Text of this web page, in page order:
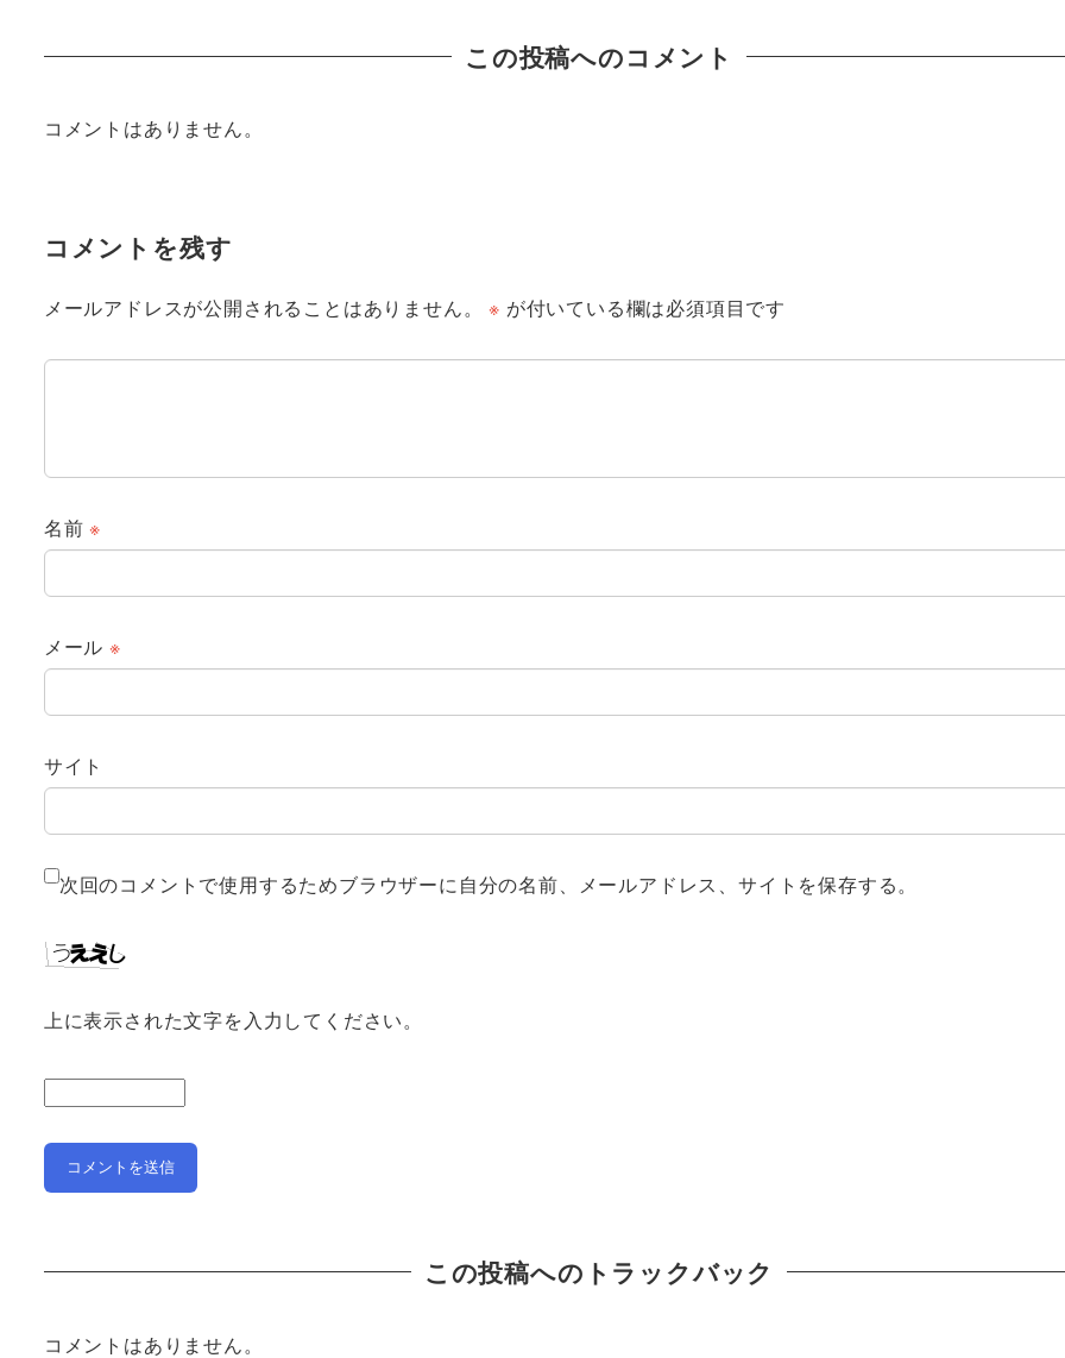
この投稿へのコメント
コメントはありません。
コメントを残す
メールアドレスが公開されることはありません。 ※ が付いている欄は必須項目です
名前※
メール ※
サイト
次回のコメントで使用するためブラウザーに自分の名前、メールアドレス、サイトを保存する。
上に表示された文字を入力してください。
この投稿へのトラックバック
コメントはありません。